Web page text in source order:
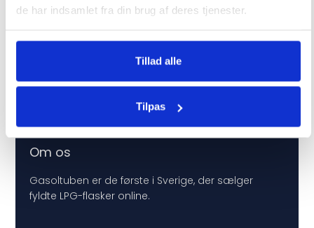
de har indsamlet fra din brug af deres tjenester.
Tillad alle
Tilpas
Om Heatnordic
Leveringsbetingelser
Generelle købsbetingelser
Om os
Gasoltuben er de første i Sverige, der sælger
fyldte LPG-flasker online.